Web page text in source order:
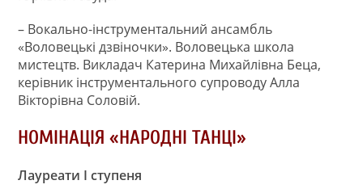
– Вокально-інструментальний ансамбль
«Воловецькі дзвіночки». Воловецька школа
мистецтв. Викладач Катерина Михайлівна Беца,
керівник інструментального супроводу Алла
Вікторівна Соловій.
НОМІНАЦІЯ «НАРОДНІ ТАНЦІ»
Лауреати І ступеня